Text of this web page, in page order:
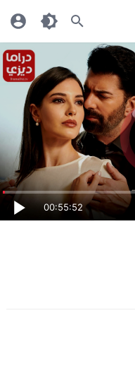
00:55:52